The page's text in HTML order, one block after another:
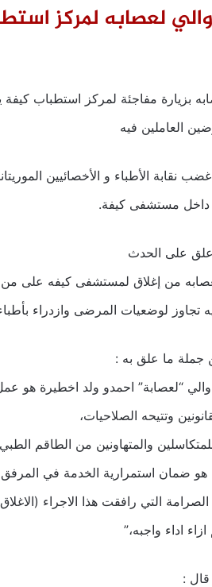
والي لعصابه لمركز
بزيارة مفاجئة لمركز استطباب
العاملين فيه
غضب نقابة الأطباء و الأخصائيين
داخل مستشفى كيفة.
علق على الحدث
من إغلاق لمستشفى كيفه على
تجاوز لوضعيات المرضى وازدراء
جملة ما علق به :
التي رافقت هذا الاجراء
اداء واجبه،”
: